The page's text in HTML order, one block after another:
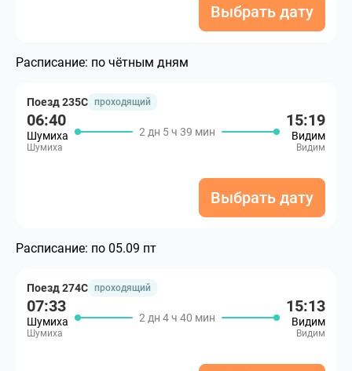
Выбрать дату
Расписание: по чётным дням
Поезд 235С проходящий
06:40
Шумиха
Шумиха
2 дн 5 ч 39 мин
15:19
Видим
Видим
Выбрать дату
Расписание: по 05.09 пт
Поезд 274С проходящий
07:33
Шумиха
Шумиха
2 дн 4 ч 40 мин
15:13
Видим
Видим